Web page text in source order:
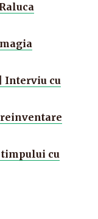
Interviu cu
cu